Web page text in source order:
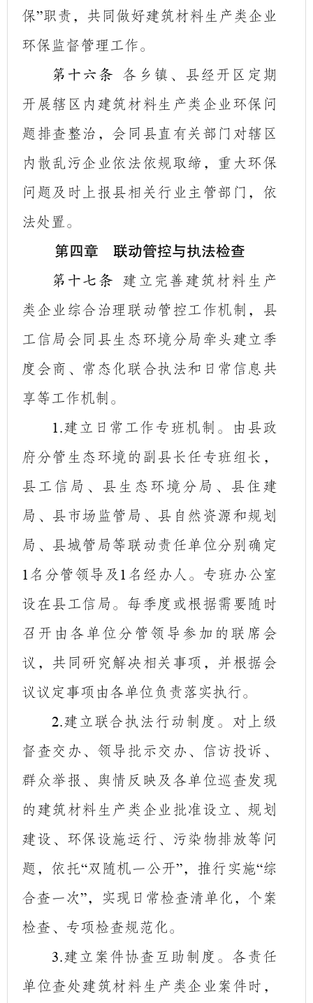
保”职责，共同做好建筑材料生产类企业
环保监督管理工作。
第十六条
各乡镇、县经开区定期
开展辖区内建筑材料生产类企业环保问
题排查整治，会同县直有关部门 对辖区
内散乱污企业依法依规取缔， 重大环保
问题及时上报县相关行业主管部门，依
法处置。
第四章 联动管控与执法检查
第十七条
建立完善建筑材料生产
类企业综合治理联动管控工作机制，县
工信局会同县生态环境分局牵头建立季
度会商、常态化联合执法和日常信息共
享等工作机制。
1.建立日常工作专班机制。由县政
府分管生态环境的副县长任专班组长，
县工信局、县生态环境分局、县住建
局、县市场监管局、县自然资源和规划
局、县城管局等联动责任单位分别确定
1名分管领导及 1 名经办人。专班办公室
设在县工信局。每季度或根据需要随时
召开由各单位分管领导参加的联席会
议，共同研究解决相关事项，并根据会
议议定事项由各单位负责落实执行。
2.建立联合执法行动制度。对上级
督查交办、领导批示交办、信访投诉、
群众举报、舆情反映及各单位巡查发现
的建筑材料生产类企业批准设立、规划
建设、环保设施运行、污染物排放等问
题，依托“双随机一公开”，推行实施“综
合查一次”，实现日常检查清单化，个案
检查、专项检查规范化。
3.建立案件协查互助制度。各责任
单位查处建筑材料生产类企业案件时，